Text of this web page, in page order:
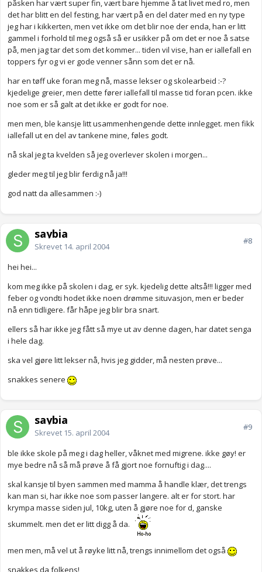
påsken har vært super fin, vært bare hjemme å tat livet med ro, men
det har blitt en del festing, har vært på en del dater med en ny type
jeg har i kikkerten, men vet ikke om det blir noe der enda, han er litt
gammel i forhold til meg også så er usikker på om det er noe å satse
på, men jag tar det som det kommer... tiden vil vise, han er iallefall en
toppers fyr og vi er gode venner sånn som det er nå.
har en tøff uke foran meg nå, masse lekser og skolearbeid :-?
kjedelige greier, men dette fører iallefall til masse tid foran pcen. ikke
noe som er så galt at det ikke er godt for noe.
men men, ble kansje litt usammenhengende dette innlegget. men fikk
iallefall ut en del av tankene mine, føles godt.
nå skal jeg ta kvelden så jeg overlever skolen i morgen...
gleder meg til jeg blir ferdig nå ja!!!
god natt da allesammen :-)
saybia
Skrevet 14. april 2004
#8
hei hei...
kom meg ikke på skolen i dag, er syk. kjedelig dette altså!!! ligger med
feber og vondti hodet ikke noen drømme situvasjon, men er beder
nå enn tidligere. får håpe jeg blir bra snart.
ellers så har ikke jeg fått så mye ut av denne dagen, har datet senga
i hele dag.
ska vel gjøre litt lekser nå, hvis jeg gidder, må nesten prøve...
snakkes senere
saybia
Skrevet 15. april 2004
#9
ble ikke skole på meg i dag heller, våknet med migrene. ikke gøy! er
mye bedre nå så må prøve å få gjort noe fornuftig i dag....
skal kansje til byen sammen med mamma å handle klær, det trengs
kan man si, har ikke noe som passer langere. alt er for stort. har
krympa masse siden jul, 10kg, uten å gjøre noe for d, ganske
skummelt. men det er litt digg å da.
men men, må vel ut å røyke litt nå, trengs innimellom det også
snakkes da folkens!